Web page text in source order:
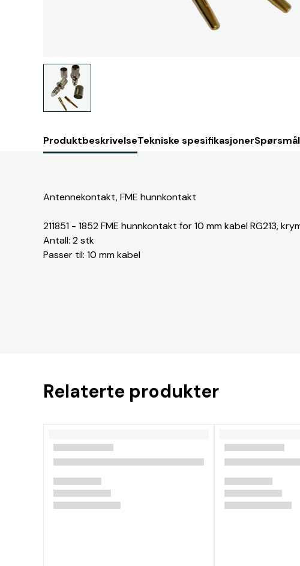
ProduktbeskrivelseTekniske spesifikasjoner
Antennekontakt, FME hunnkontakt
211851 - 1852 FME hunnkontakt for 10 mm kabel RG213,
Antall: 2 stk
Passer til: 10 mm kabel
Relaterte produkter